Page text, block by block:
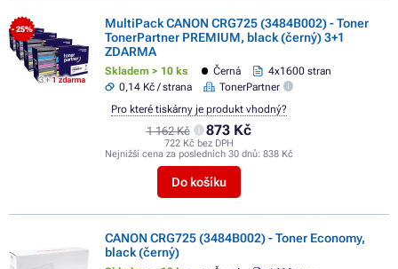
- 25%
MultiPack CANON CRG725 (3484B002) - Toner
TonerPartner PREMIUM, black (černý) 3+1
ZDARMA
Skladem > 10 ks Černá
4x1600 stran
0,14 Kč / strana
TonerPartner
1 162 Kč 873 Kč
722 Kč bez DPH
Nejnižší cena za posledních 30 dnů: 838 Kč
Do košíku
Pro které tiskárny je produkt vhodný?
CANON CRG725 (3484B002) - Toner Economy,
black (černý)